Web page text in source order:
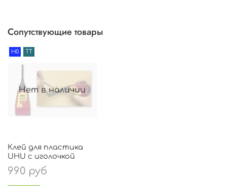
Сопутствующие товары
Нет в наличии
H0 TT
Клей для пластика
UHU с иголочкой
990 руб